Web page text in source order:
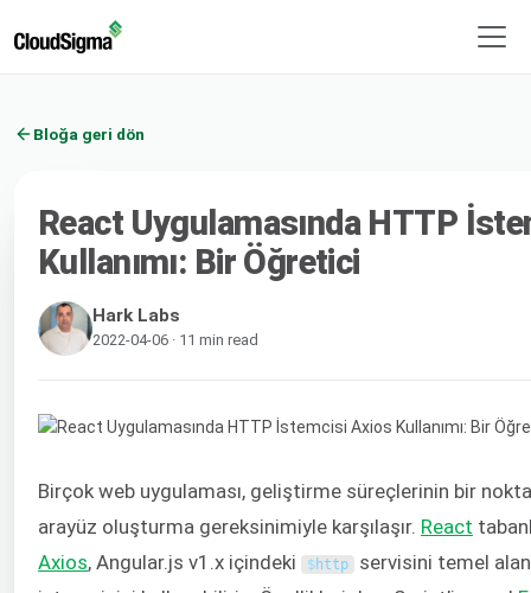
Bloğa geri dön
React Uygulamasında HTTP
Kullanımı: Bir Öğretici
Hark Labs
2022-04-06 · 11 min read
Birçok web uygulaması, geliştirme süreçlerinin bir
arayüz oluşturma gereksinimiyle karşılaşır. React
Axios, Angular.js v1.x içindeki $http servisini temel